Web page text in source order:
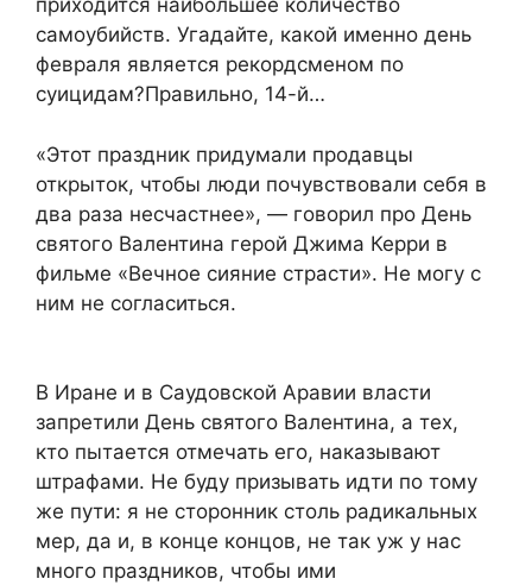
приходится наибольшее количество
самоубийств. Угадайте, какой именно день
февраля является рекордсменом по
суицидам?Правильно, 14-й…
«Этот праздник придумали продавцы
открыток, чтобы люди почувствовали себя в
два раза несчастнее», — говорил про День
святого Валентина герой Джима Керри в
фильме «Вечное сияние страсти». Не могу с
ним не согласиться.
В Иране и в Саудовской Аравии власти
запретили День святого Валентина, а тех,
кто пытается отмечать его, наказывают
штрафами. Не буду призывать идти по тому
же пути: я не сторонник столь радикальных
мер, да и, в конце концов, не так уж у нас
много праздников, чтобы ими